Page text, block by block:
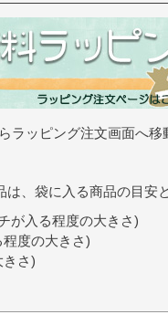
ラッピング注文画面へ移
、袋に入る商品の目安
が入る程度の大きさ)
度の大きさ)
さ)